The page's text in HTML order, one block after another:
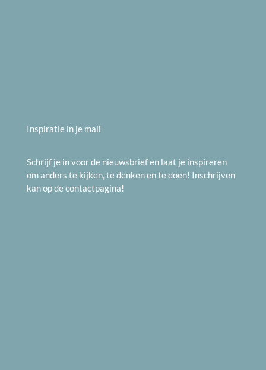
Inspiratie in je mail
Schrijf je in voor de nieuwsbrief en laat je inspireren
om anders te kijken, te denken en te doen! Inschrijven
kan op decontactpagina!